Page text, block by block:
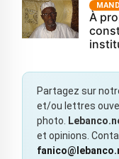
À
Partagez sur
et/ou lettres
photo.
et opinions.